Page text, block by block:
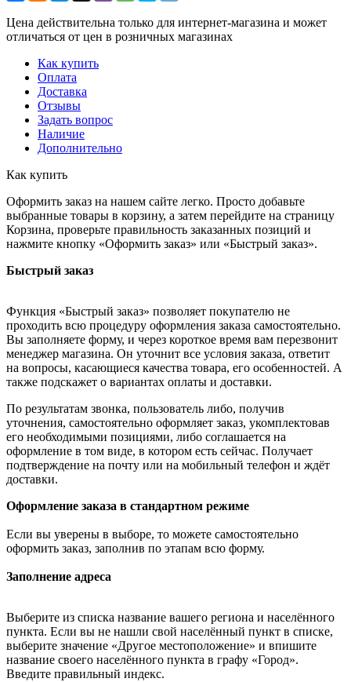
Цена действительна только для интернет-магазина и может
отличаться от цен в розничных магазинах
Как купить
Оплата
Доставка
Отзывы
Задать вопрос
Наличие
Дополнительно
Как купить
Оформить заказ на нашем сайте легко. Просто добавьте
выбранные товары в корзину, а затем перейдите на страницу
Корзина, проверьте правильность заказанных позиций и
нажмите кнопку «Оформить заказ» или «Быстрый заказ».
Быстрый заказ
Функция «Быстрый заказ» позволяет покупателю не
проходить всю процедуру оформления заказа самостоятельно.
Вы заполняете форму, и через короткое время вам перезвонит
менеджер магазина. Он уточнит все условия заказа, ответит
на вопросы, касающиеся качества товара, его особенностей. А
также подскажет о вариантах оплаты и доставки.
По результатам звонка, пользователь либо, получив
уточнения, самостоятельно оформляет заказ, укомплектовав
его необходимыми позициями, либо соглашается на
оформление в том виде, в котором есть сейчас. Получает
подтверждение на почту или на мобильный телефон и ждёт
доставки.
Оформление заказа в стандартном режиме
Если вы уверены в выборе, то можете самостоятельно
оформить заказ, заполнив по этапам всю форму.
Заполнение адреса
Выберите из списка название вашего региона и населённого
пункта. Если вы не нашли свой населённый пункт в списке,
выберите значение «Другое местоположение» и впишите
название своего населённого пункта в графу «Город».
Введите правильный индекс.